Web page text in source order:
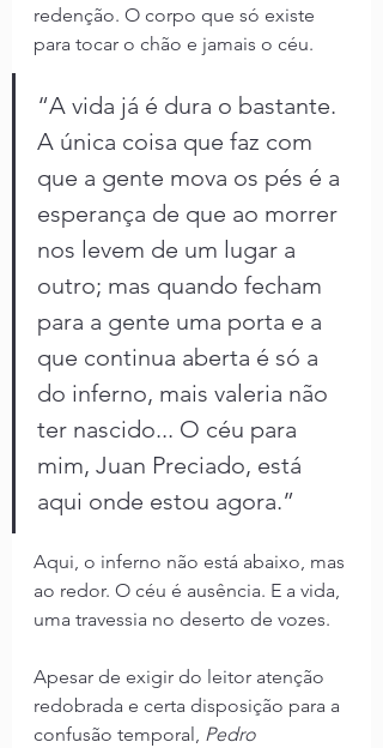
redenção. O corpo que só existe
para tocar o chão e jamais o céu.
“A vida já é dura o bastante.
A única coisa que faz com
que a gente mova os pés é a
esperança de que ao morrer
nos levem de um lugar a
outro; mas quando fecham
para a gente uma porta e a
que continua aberta é só a
do inferno, mais valeria não
ter nascido... O céu para
mim, Juan Preciado, está
aqui onde estou agora.”
Aqui, o inferno não está abaixo, mas
ao redor. O céu é ausência. E a vida,
uma travessia no deserto de vozes.
Apesar de exigir do leitor atenção
redobrada e certa disposição para a
confusão temporal, Pedro